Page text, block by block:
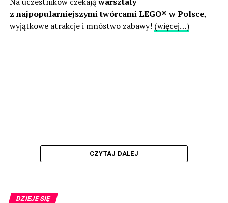
z najpopularniejszymi twórcami LEGO® w Polsce,
wyjątkowe atrakcje i mnóstwo zabawy! (więcej…)
CZYTAJ DALEJ
DZIEJE SIĘ